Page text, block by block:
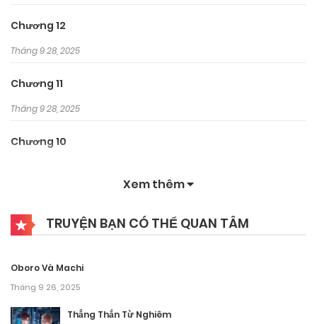
Chương 12
Tháng 9 28, 2025
Chương 11
Tháng 9 28, 2025
Chương 10
Tháng 9 28, 2025
Tháng 9 28, 2025
Chương 7
Xem thêm
TRUYỆN BẠN CÓ THỂ QUAN TÂM
Oboro Và Machi
Tháng 9 26, 2025
Thẳng Thắn Từ Nghiêm